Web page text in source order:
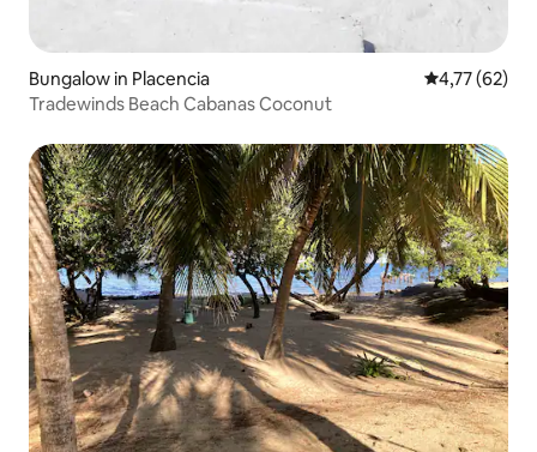
Bungalow in Placencia Gemiddelde
4,77 (62)
Tradewinds Beach Cabanas Coconut